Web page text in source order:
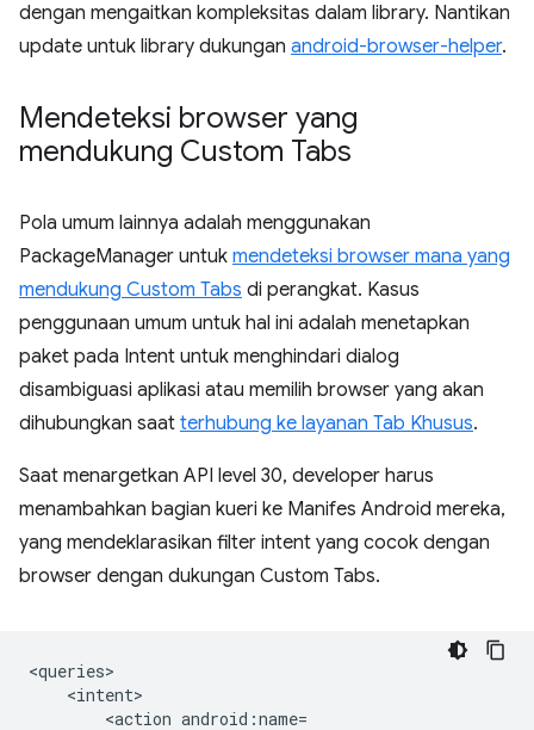
dengan mengaitkan kompleksitas dalam library. Nantikan
update untuk library dukungan android-browser-helper.
Mendeteksi browser yang
mendukung Custom Tabs
Pola umum lainnya adalah menggunakan
PackageManager untuk mendeteksi browser mana yang
mendukung Custom Tabs di perangkat. Kasus
penggunaan umum untuk hal ini adalah menetapkan
paket pada Intent untuk menghindari dialog
disambiguasi aplikasi atau memilih browser yang akan
dihubungkan saat terhubung ke layanan Tab Khusus.
Saat menargetkan API level 30, developer harus
menambahkan bagian kueri ke Manifes Android mereka,
yang mendeklarasikan filter intent yang cocok dengan
browser dengan dukungan Custom Tabs.
<action